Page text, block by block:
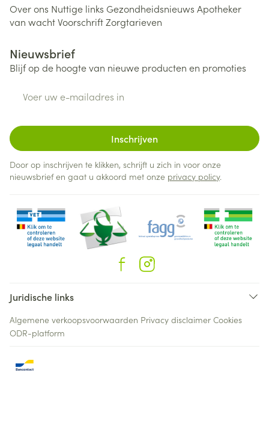
Over ons Nuttige links Gezondheidsnieuws Apotheker
van wachtVoorschriftZorgtarieven
Nieuwsbrief
Blijf op de hoogte van nieuwe producten en promoties
Inschrijven
Door op inschrijven te klikken, schrijft u zich in voor onze
nieuwsbrief en gaat u akkoord met onze privacy policy.
Juridische links
Algemene verkoopsvoorwaarden Privacy disclaimer Cookies
ODR-platform